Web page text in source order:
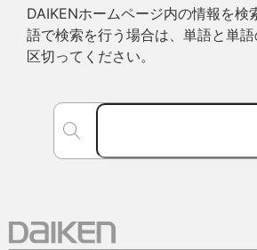
DAIKENホームページ内の情報を検
語で検索を行う場合は、単語と単
区切ってください。